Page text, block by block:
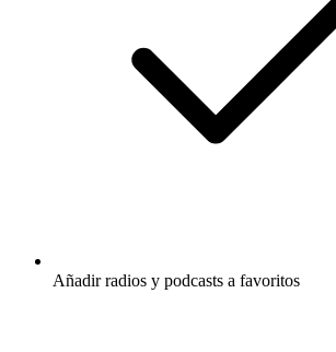
Añadir radios y podcasts a favoritos